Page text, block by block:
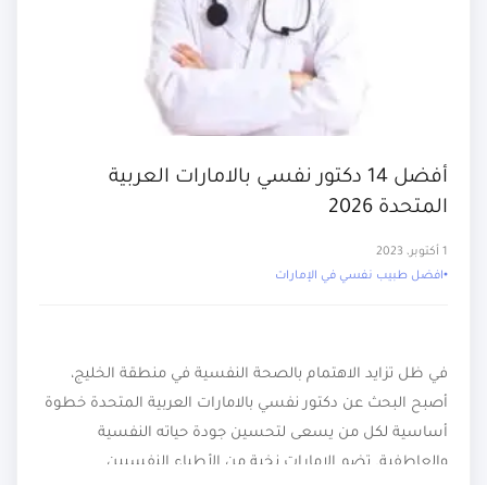
أفضل 14 دكتور نفسي بالامارات العربية
المتحدة 2026
1 أكتوبر، 2023
افضل طبيب نفسي في الإمارات
في ظل تزايد الاهتمام بالصحة النفسية في منطقة الخليج،
أصبح البحث عن دكتور نفسي بالامارات العربية المتحدة خطوة
أساسية لكل من يسعى لتحسين جودة حياته النفسية
والعاطفية. تضم الإمارات نخبة من الأطباء النفسيين